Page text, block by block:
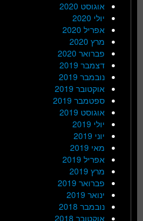
אוגוסט 2020
יולי 2020
אפריל 2020
מרץ 2020
פברואר 2020
דצמבר 2019
נובמבר 2019
אוקטובר 2019
ספטמבר 2019
אוגוסט 2019
יולי 2019
יוני 2019
מאי 2019
אפריל 2019
מרץ 2019
פברואר 2019
ינואר 2019
נובמבר 2018
אוקטובר 2018